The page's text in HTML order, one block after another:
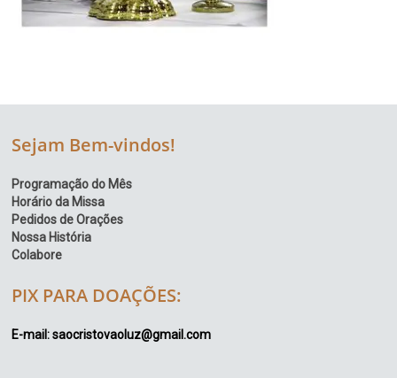
Sejam Bem-vindos!
Programação do Mês
Horário da Missa
Pedidos de Orações
Nossa História
Colabore
PIX PARA DOAÇÕES:
E-mail: saocristovaoluz@gmail.com